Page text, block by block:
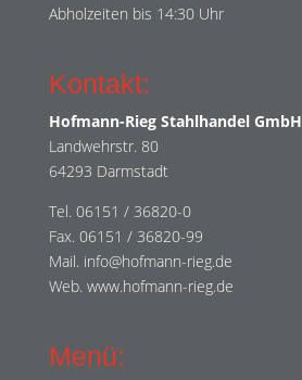
Abholzeiten bis 14:30 Uhr
Kontakt:
Hofmann-Rieg Stahlhandel GmbH
Landwehrstr. 80
64293 Darmstadt
Tel. 06151 / 36820-0
Fax. 06151 / 36820-99
Mail. info@hofmann-rieg.de
Web. www.hofmann-rieg.de
Menü: